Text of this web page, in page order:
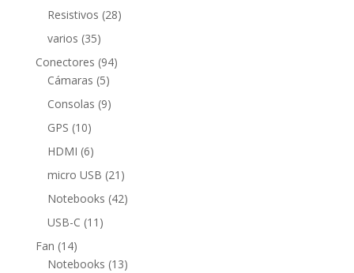
producto
Resistivos 2828
varios 3535
productos
Conectores 9494
Cámaras 55
productos
Consolas 99
GPS 1010
productos
HDMI 66
productos
micro USB 21 21
productos
Notebooks 4242
USB-C 11 11
Fan 1414
productos
Notebooks 1313